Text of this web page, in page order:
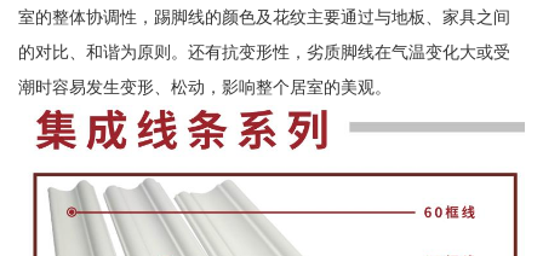
室的整体协调性，踢脚线的颜色及花纹主要通过与地板、家具之间
的对比、和谐为原则。还有抗变形性，劣质脚线在气温变化大或受
潮时容易发生变形、松动，影响整个居室的美观。